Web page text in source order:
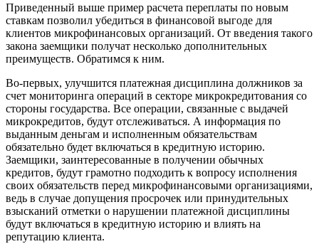
Приведенный выше пример расчета переплаты по новым
ставкам позволил убедиться в финансовой выгоде для
клиентов микрофинансовых организаций. От введения такого
закона заемщики получат несколько дополнительных
преимуществ. Обратимся к ним.
Во-первых, улучшится платежная дисциплина должников за
счет мониторинга операций в секторе микрокредитования со
стороны государства. Все операции, связанные с выдачей
микрокредитов, будут отслеживаться. А информация по
выданным деньгам и исполненным обязательствам
обязательно будет включаться в кредитную историю.
Заемщики, заинтересованные в получении обычных
кредитов, будут грамотно подходить к вопросу исполнения
своих обязательств перед микрофинансовыми организациями,
ведь в случае допущения просрочек или принудительных
взысканий отметки о нарушении платежной дисциплины
будут включаться в кредитную историю и влиять на
репутацию клиента.